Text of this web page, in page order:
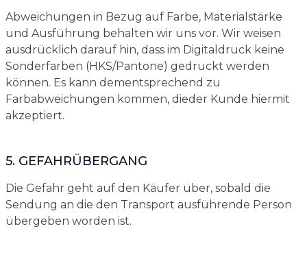
Abweichungen in Bezug auf Farbe, Materialstärke
und Ausführung behalten wir uns vor. Wir weisen
ausdrücklich darauf hin, dass im Digitaldruck keine
Sonderfarben (HKS/Pantone) gedruckt werden
können. Es kann dementsprechend zu
Farbabweichungen kommen, dieder Kunde hiermit
akzeptiert.
5. GEFAHRÜBERGANG
Die Gefahr geht auf den Käufer über, sobald die
Sendung an die den Transport ausführende Person
übergeben worden ist.